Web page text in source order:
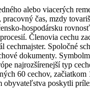
alebo viacerých
čas, mzdy
hospodársku
Členovia cechu
cechmajster. Spoločné
dokumenty.
najrozšírenejší typ
60 cechov,
poskytli